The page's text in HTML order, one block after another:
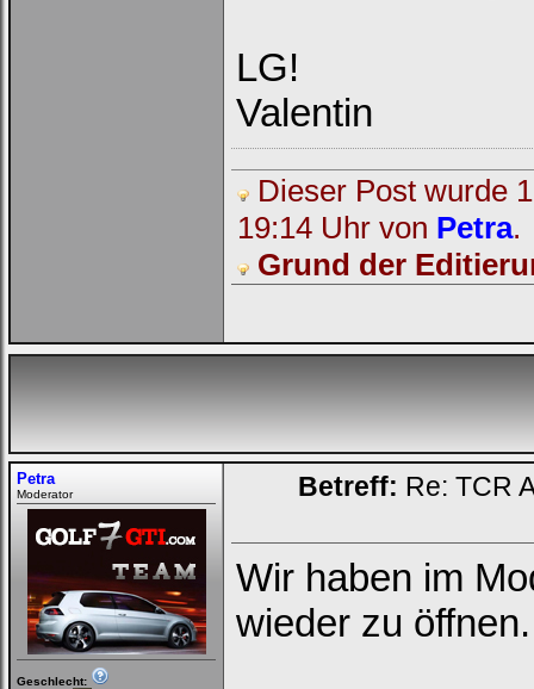
Trage
bitte
die
nachfolgenden
Felder
Deinen
Benutzernamen
und
Kennwort
ein,
um
Onlinestatus verstecken.
LG!
Valentin
Dieser Post wurde
19:14 Uhr von Petra.
Grund der
Petra
Moderator
Geschlecht:
Betreff: Re: TCR
Wir haben im
wieder zu öffnen.